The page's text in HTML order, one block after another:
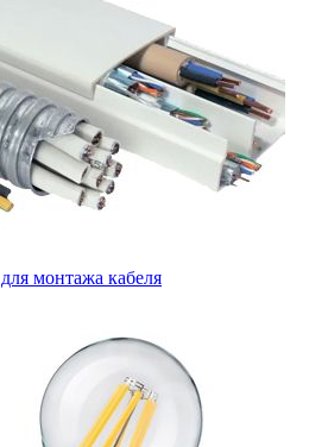
монтажа кабеля